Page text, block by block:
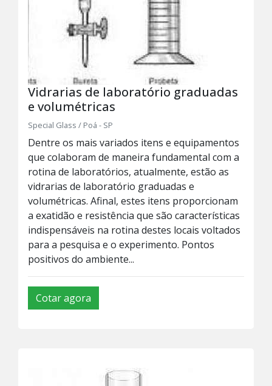
Vidrarias de laboratório graduadas
e volumétricas
Special Glass / Poá - SP
Dentre os mais variados itens e equipamentos
que colaboram de maneira fundamental com a
rotina de laboratórios, atualmente, estão as
vidrarias de laboratório graduadas e
volumétricas. Afinal, estes itens proporcionam
a exatidão e resistência que são características
indispensáveis na rotina destes locais voltados
para a pesquisa e o experimento. Pontos
positivos do ambiente...
Cotar agora